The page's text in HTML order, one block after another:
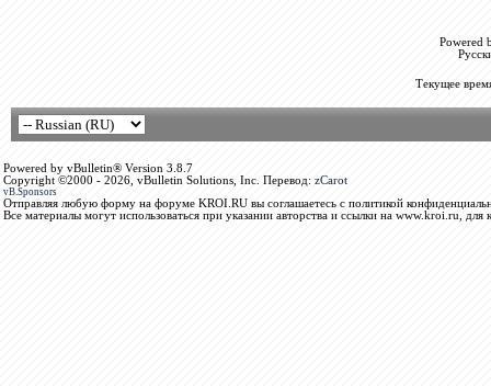
Powered
Текущее
Powered by vBulletin® Version 3.8.7
Copyright ©2000 - 2026, vBulletin Solutions, Inc. Перевод: zCarot
vB.Sponsors
Отправляя любую форму на форуме KROI.RU вы соглашаетесь с политикой
Все материалы могут использоваться при указании авторства и ссылки на www.kroi.ru, для